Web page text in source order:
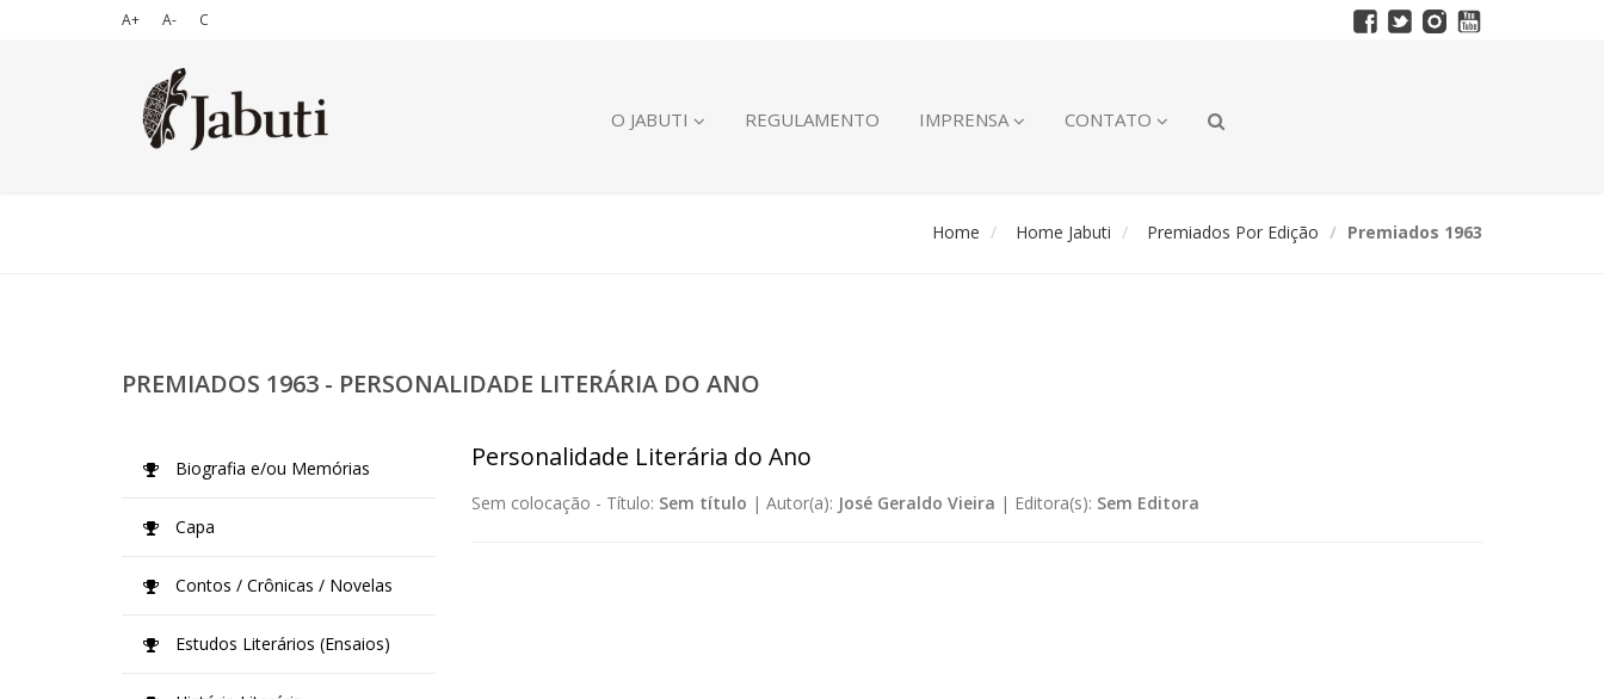
A+ A- C
O JABUTI REGULAMENTO IMPRENSA CONTATO
Home Home Jabuti Premiados Por Edição Premiados 1963
PREMIADOS 1963 - PERSONALIDADE LITERÁRIA DO ANO
Personalidade Literária do Ano
Sem colocação - Título: Sem título | Autor(a): José Geraldo Vieira | Editora(s): Sem Editora
Biografia e/ou Memórias
Capa
Contos / Crônicas / Novelas
Estudos Literários (Ensaios)